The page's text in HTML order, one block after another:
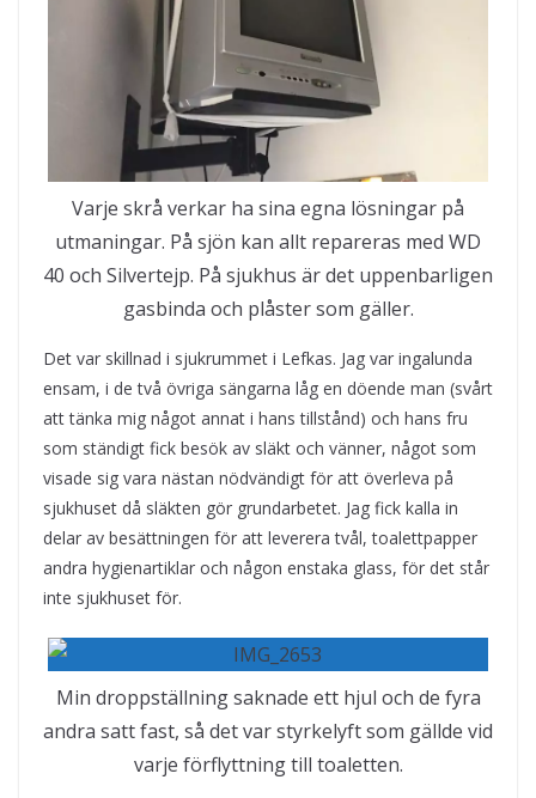
Varje skrå verkar ha sina egna lösningar på
utmaningar. På sjön kan allt repareras med WD
40 och Silvertejp. På sjukhus är det uppenbarligen
gasbinda och plåster som gäller.
Det var skillnad i sjukrummet i Lefkas. Jag var ingalunda
ensam, i de två övriga sängarna låg en döende man (svårt
att tänka mig något annat i hans tillstånd) och hans fru
som ständigt fick besök av släkt och vänner, något som
visade sig vara nästan nödvändigt för att överleva på
sjukhuset då släkten gör grundarbetet. Jag fick kalla in
delar av besättningen för att leverera tvål, toalettpapper
andra hygienartiklar och någon enstaka glass, för det står
inte sjukhuset för.
Min droppställning saknade ett hjul och de fyra
andra satt fast, så det var styrkelyft som gällde vid
varje förflyttning till toaletten.